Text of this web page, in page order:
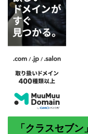
「クラスセブ